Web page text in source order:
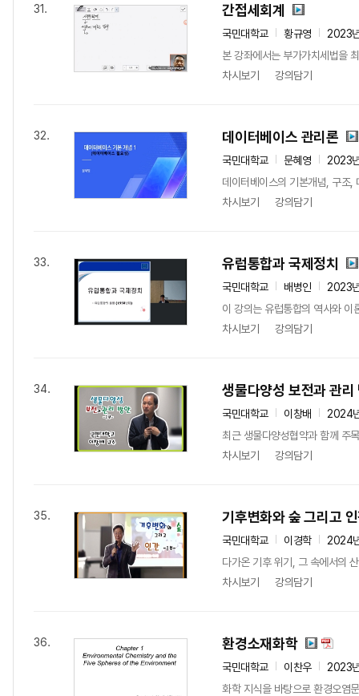
31. 간접세회계
국민대학교 황규영
2023
본 강좌에서는 부가가치세법을
차시보기
강의담기
32. 데이터베이스 관리론
국민대학교 문혜영
2023
데이터베이스의 기본개념, 구조
차시보기
강의담기
33. 유럽통합과 국제정치
국민대학교 배병인
2023
이 강의는 유럽통합의 역사와
차시보기
강의담기
34. 생물다양성 보전과 관리
국민대학교 이창배
2024
최근 생물다양성협약과 함께 주
차시보기
강의담기
35. 기후변화와 숲 그리고
국민대학교 이경학
2024
다가온 기후 위기, 그 속에서의
차시보기
강의담기
36. 환경소재화학
국민대학교 이찬우
2023
화학 지식을 바탕으로 환경오염